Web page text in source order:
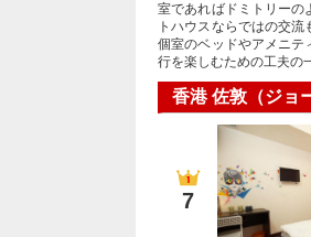
室であればドミトリーの
トハウスならではの交
個室のベッドやアメニテ
行を楽しむための工夫の
香港 佐敦（ジョ
7